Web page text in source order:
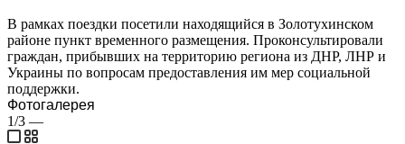
В рамках поездки посетили находящийся в Золотухинском
районе пункт временного размещения. Проконсультировали
граждан, прибывших на территорию региона из ДНР, ЛНР и
Украины по вопросам предоставления им мер социальной
поддержки.
Фотогалерея
1/3 —